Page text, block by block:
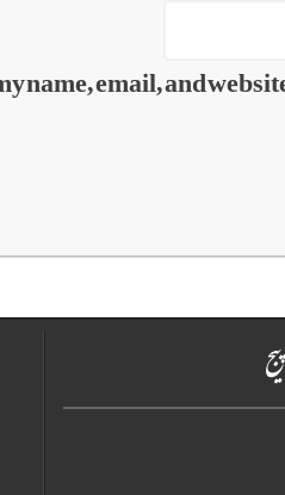
name, email, and